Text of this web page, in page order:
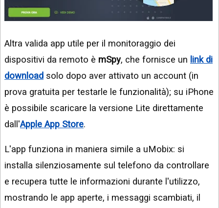
Altra valida app utile per il monitoraggio dei
dispositivi da remoto è mSpy, che fornisce un link di
download solo dopo aver attivato un account (in
prova gratuita per testarle le funzionalità); su iPhone
è possibile scaricare la versione Lite direttamente
dall'Apple App Store.
L'app funziona in maniera simile a uMobix: si
installa silenziosamente sul telefono da controllare
e recupera tutte le informazioni durante l'utilizzo,
mostrando le app aperte, i messaggi scambiati, il